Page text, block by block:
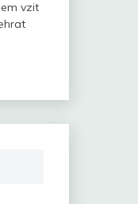
vzit